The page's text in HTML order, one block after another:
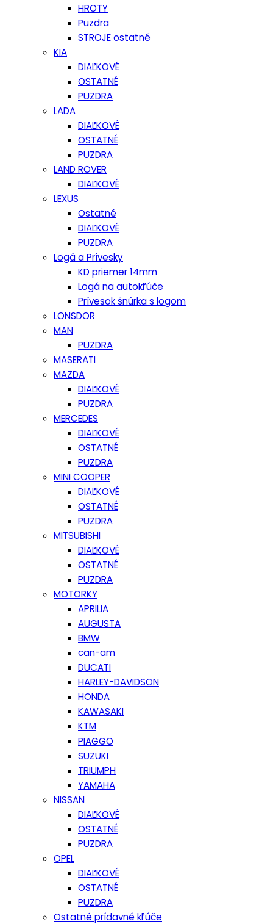
HROTY
Puzdra
STROJE ostatné
KIA
DIAĽKOVÉ
OSTATNÉ
PUZDRA
LADA
DIAĽKOVÉ
OSTATNÉ
PUZDRA
LAND ROVER
DIAĽKOVÉ
LEXUS
Ostatné
DIAĽKOVÉ
PUZDRA
Logá a Prívesky
KD priemer 14mm
Logá na autokľúče
Prívesok šnúrka s logom
LONSDOR
MAN
PUZDRA
MASERATI
MAZDA
DIAĽKOVÉ
PUZDRA
MERCEDES
DIAĽKOVÉ
OSTATNÉ
PUZDRA
MINI COOPER
DIAĽKOVÉ
OSTATNÉ
PUZDRA
MITSUBISHI
DIAĽKOVÉ
OSTATNÉ
PUZDRA
MOTORKY
APRILIA
AUGUSTA
BMW
can-am
DUCATI
HARLEY-DAVIDSON
HONDA
KAWASAKI
KTM
PIAGGO
SUZUKI
TRIUMPH
YAMAHA
NISSAN
DIAĽKOVÉ
OSTATNÉ
PUZDRA
OPEL
DIAĽKOVÉ
OSTATNÉ
PUZDRA
Ostatné prídavné kľúče